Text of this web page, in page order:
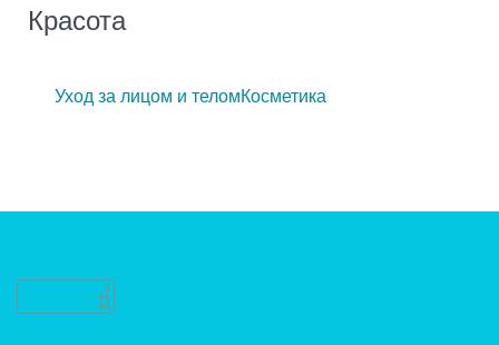
Красота
Уход за лицом и теломКосметика